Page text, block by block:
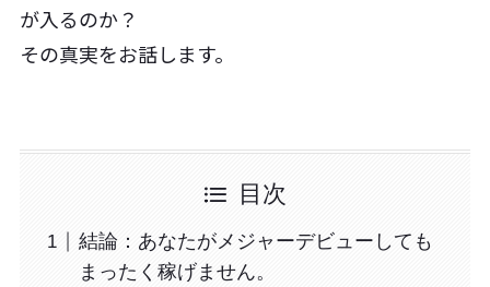
が入るのか？
その真実をお話します。
目次
結論：あなたがメジャーデビューしても
まったく稼げません。